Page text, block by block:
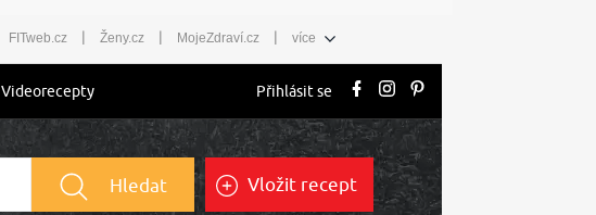
FITweb.cz | Ženy.cz | MojeZdraví.cz | více
Videorecepty Přihlásit se
Hledat Vložit recept